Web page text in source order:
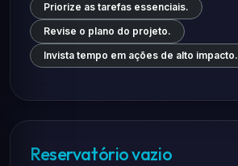
Priorize as tarefas essenciais.
Revise o plano do projeto.
Invista tempo em ações de alto impacto.
Reservatório vazio